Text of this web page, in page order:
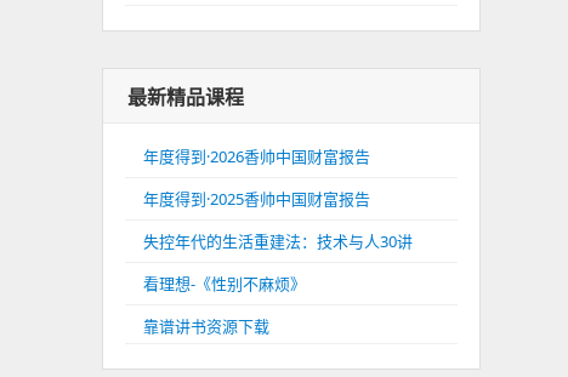
最新精品课程
年度得到·2026香帅中国财富报告
年度得到·2025香帅中国财富报告
失控年代的生活重建法：技术与人30讲
看理想-《性别不麻烦》
靠谱讲书资源下载